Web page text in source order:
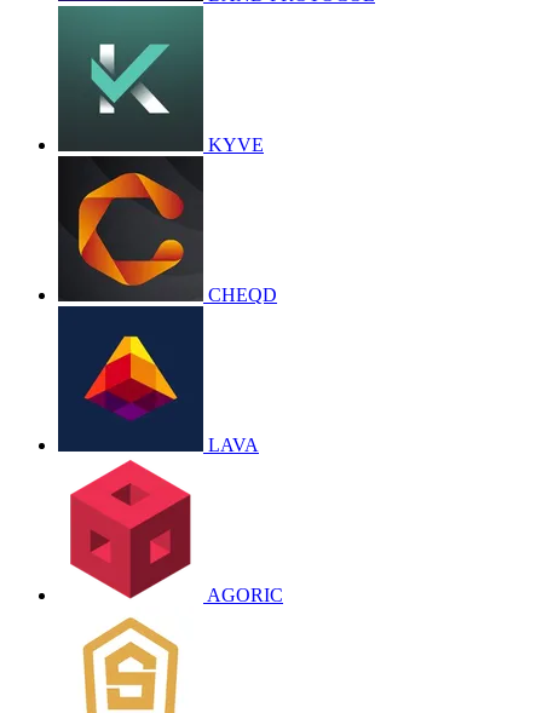
KYVE
CHEQD
LAVA
AGORIC